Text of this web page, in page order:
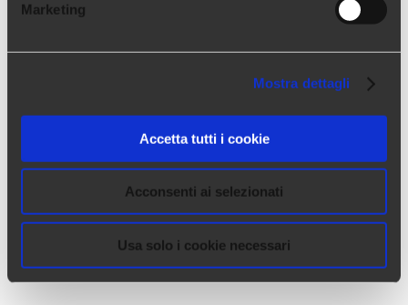
Marketing
Mostra dettagli
Accetta tutti i cookie
Acconsenti ai selezionati
Usa solo i cookie necessari
Arca24è un HR Tech Factory specializzata nello
sviluppo di software cloud per il settore delle risorse
umane.